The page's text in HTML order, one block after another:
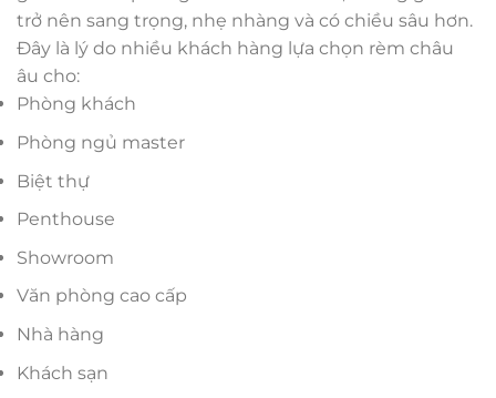
trở nên sang trọng, nhẹ nhàng và có chiều sâu hơn.
Đây là lý do nhiều khách hàng lựa chọn rèm châu
âu cho:
Phòng khách
Phòng ngủ master
Biệt thự
Penthouse
Showroom
Văn phòng cao cấp
Nhà hàng
Khách sạn